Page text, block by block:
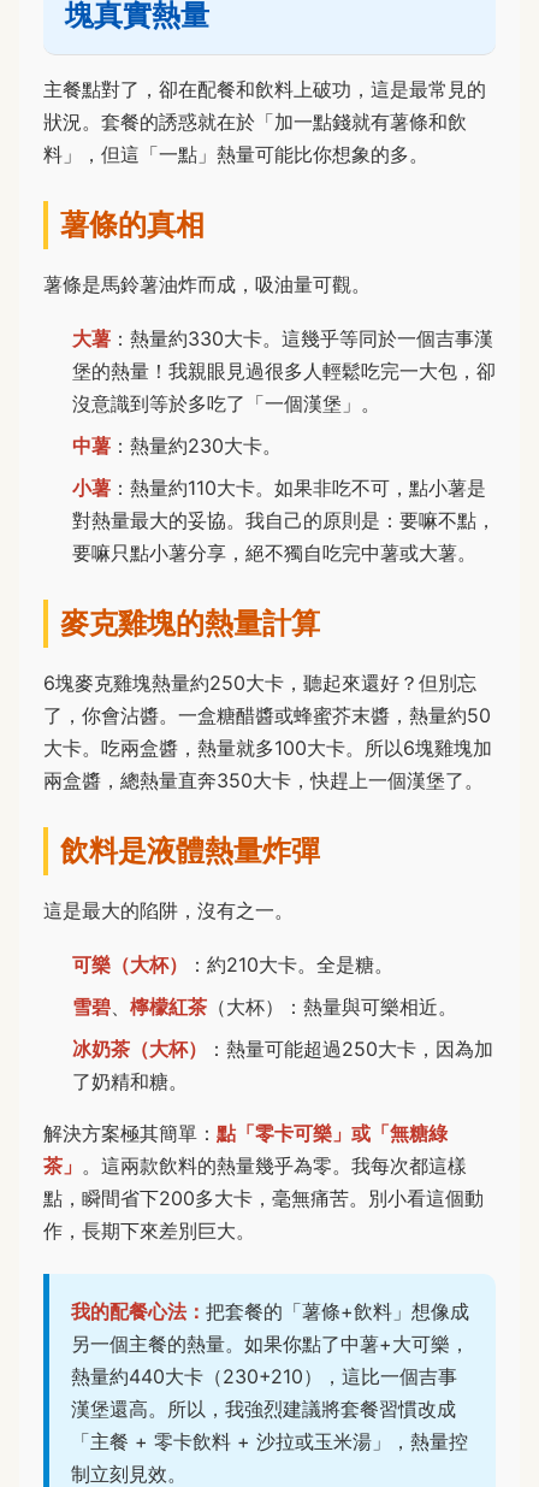
塊真實熱量
主餐點對了，卻在配餐和飲料上破功，這是最常見的
狀況。套餐的誘惑就在於「加一點錢就有薯條和飲
料」，但這「一點」熱量可能比你想象的多。
薯條的真相
薯條是馬鈴薯油炸而成，吸油量可觀。
大薯 ：熱量約330大卡。這幾乎等同於一個吉事漢
堡的熱量！我親眼見過很多人輕鬆吃完一大包，卻
沒意識到等於多吃了「一個漢堡」。
中薯 ：熱量約230大卡。
小薯 ：熱量約110大卡。如果非吃不可，點小薯是
對熱量最大的妥協。我自己的原則是：要嘛不點，
要嘛只點小薯分享，絕不獨自吃完中薯或大薯。
麥克雞塊的熱量計算
6塊麥克雞塊熱量約250大卡，聽起來還好？但別忘
了，你會沾醬。一盒糖醋醬或蜂蜜芥末醬，熱量約50
大卡。吃兩盒醬，熱量就多100大卡。所以6塊雞塊加
兩盒醬，總熱量直奔350大卡，快趕上一個漢堡了。
飲料是液體熱量炸彈
這是最大的陷阱，沒有之一。
可樂（大杯）
：約210大卡。全是糖。
雪碧
檸檬紅茶 （大杯）：熱量與可樂相近。
冰奶茶（大杯）
：熱量可能超過250大卡，因為加
了奶精和糖。
解決方案極其簡單： 點「零卡可樂」或「無糖綠
茶」 。這兩款飲料的熱量幾乎為零。我每次都這樣
點，瞬間省下200多大卡，毫無痛苦。別小看這個動
作，長期下來差別巨大。
我的配餐心法： 把套餐的「薯條+飲料」想像成
另一個主餐的熱量。如果你點了中薯+大可樂，
熱量約440大卡（230+210），這比一個吉事
漢堡還高。所以，我強烈建議將套餐習慣改成
「主餐 + 零卡飲料 + 沙拉或玉米湯」，熱量控
制立刻見效。